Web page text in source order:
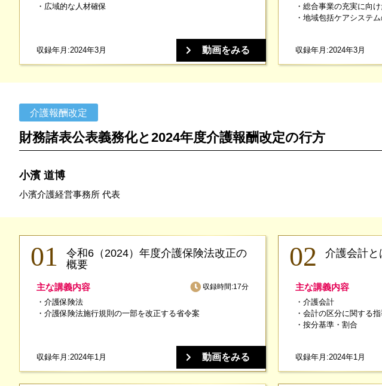
広域的な人材確保
収録年月:2024年3月 動画をみる
総合事業の充実に向
地域包括ケアシステ
収録年月:2024年3月
介護報酬改定
財務諸表公表義務化と2024年度介護報酬改定の行方
小濱 道博
小濱介護経営事務所 代表
令和6（2024）年度介護保険法改正の
概要
主な講義内容
介護保険法
介護保険法施行規則の一部を改正する省令案
収録時間:17分
収録年月:2024年1月 動画をみる
介護会計と
主な講義内容
介護会計
会計の区分に関する
按分基準・割合
収録年月:2024年1月